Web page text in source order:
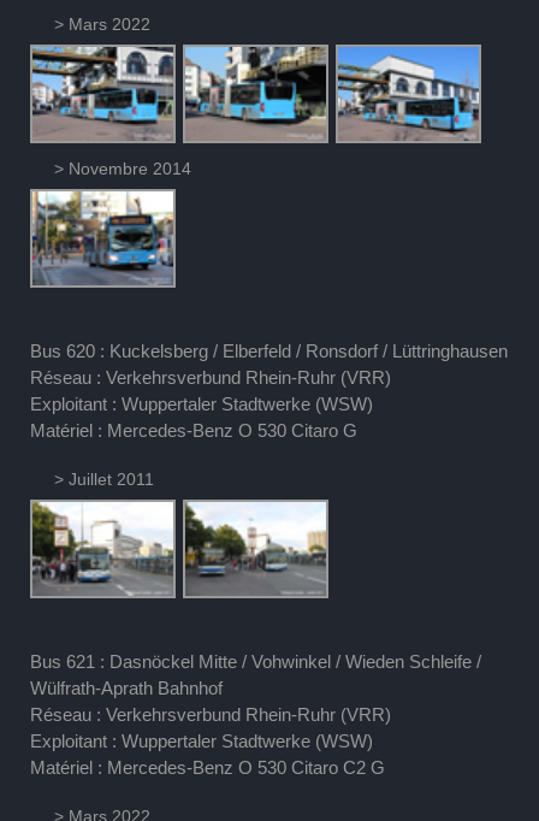
> Mars 2022
> Novembre 2014
Bus 620 : Kuckelsberg / Elberfeld / Ronsdorf / Lüttringhausen
Réseau : Verkehrsverbund Rhein-Ruhr (VRR)
Exploitant : Wuppertaler Stadtwerke (WSW)
Matériel : Mercedes-Benz O 530 Citaro G
> Juillet 2011
Bus 621 : Dasnöckel Mitte / Vohwinkel / Wieden Schleife /
Wülfrath-Aprath Bahnhof
Réseau : Verkehrsverbund Rhein-Ruhr (VRR)
Exploitant : Wuppertaler Stadtwerke (WSW)
Matériel : Mercedes-Benz O 530 Citaro C2 G
> Mars 2022